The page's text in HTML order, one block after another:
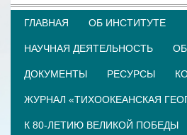
ГЛАВНАЯ ОБ ИНСТИТУТЕ
НАУЧНАЯ ДЕЯТЕЛЬНОСТЬ
ДОКУМЕНТЫ РЕСУРСЫ
ЖУРНАЛ «ТИХООКЕАНСКАЯ
К 80-ЛЕТИЮ ВЕЛИКОЙ ПОБЕДЫ